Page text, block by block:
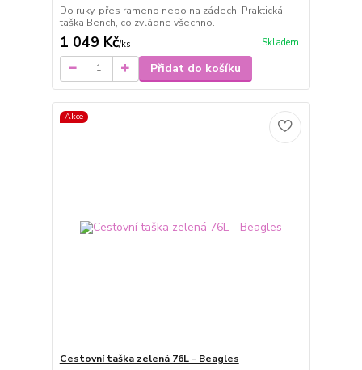
Do ruky, přes rameno nebo na zádech. Praktická
taška Bench, co zvládne všechno.
1 049 Kč/ks Skladem
Přidat do košíku
Akce
Cestovní taška zelená 76L - Beagles